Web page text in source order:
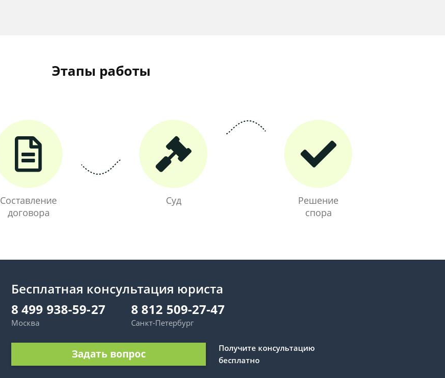
Этапы работы
Составление
договора
Суд
Решение
спора
Бесплатная консультация юриста
8 499 938-59-27
Москва
8 812 509-27-47
Санкт-Петербург
Задать вопрос
Получите консультацию
бесплатно